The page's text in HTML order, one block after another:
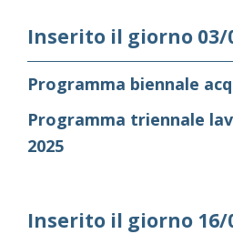
Inserito il giorno 03/
Programma biennale
Programma triennale
2025
Inserito il giorno 16/